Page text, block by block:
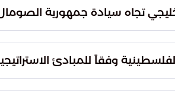
القدس المحتلة، مما يضع
تجاه سيادة جمهورية
أو المساس بوحدة التراب
وفقاً للمبادئ